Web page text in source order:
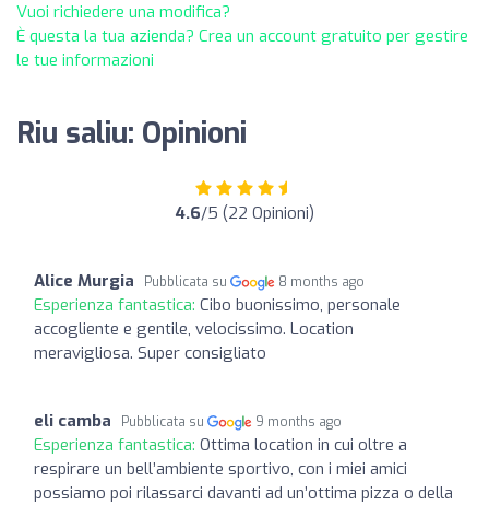
Vuoi richiedere una modifica?
È questa la tua azienda? Crea un account gratuito per gestire
le tue informazioni
Riu saliu: Opinioni
4.6/5 (22 Opinioni)
Alice Murgia Pubblicata su 8 months ago
Esperienza fantastica: Cibo buonissimo, personale
accogliente e gentile, velocissimo. Location
meravigliosa. Super consigliato
eli camba Pubblicata su 9 months ago
Esperienza fantastica: Ottima location in cui oltre a
respirare un bell’ambiente sportivo, con i miei amici
possiamo poi rilassarci davanti ad un’ottima pizza o della